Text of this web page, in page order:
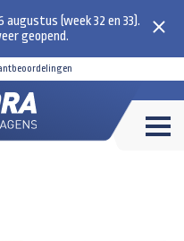
(week 32 en 33).
geopend.